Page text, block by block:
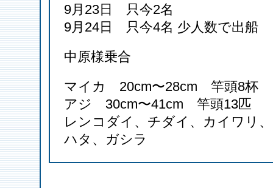
9月23日 只今2名
9月24日 只今4名 少人数で出船
中原様乗合
マイカ 20cm〜28cm 竿頭8杯
アジ 30cm〜41cm 竿頭13匹
レンコダイ、チダイ、カイワリ
ハタ、ガシラ